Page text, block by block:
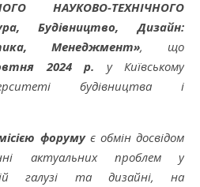
НАУКОВО-ТЕХНІЧНОГО
Будівництво, Дизайн:
Менеджмент», що
2024 р. у Київському
будівництва і
форумує обмін досвідом
актуальних проблем у
галузі та дизайні, на